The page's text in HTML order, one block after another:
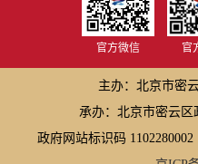
官方微信 官
主办：北京市密
承办：北京市密云
政府网站标识码 1102280002